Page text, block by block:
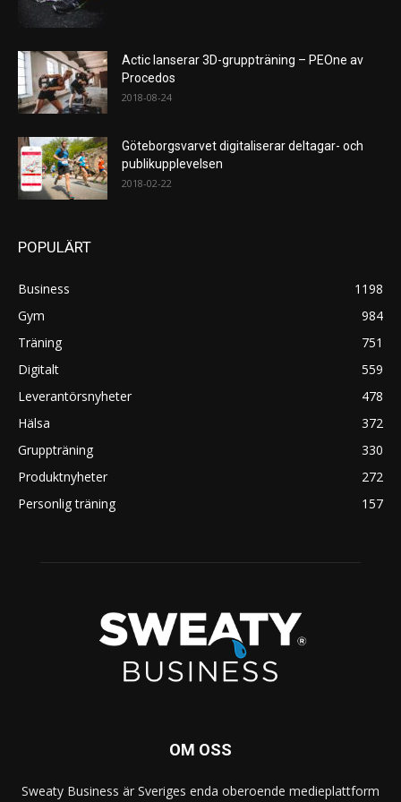
Actic lanserar 3D-gruppträning – PEOne av
Procedos
2018-08-24
Göteborgsvarvet digitaliserar deltagar- och
publikupplevelsen
2018-02-22
POPULÄRT
Business
1198
Gym
984
Träning
751
Digitalt
559
Leverantörsnyheter
478
Hälsa
372
Gruppträning
330
Produktnyheter
272
Personlig träning
157
OM OSS
Sweaty Business är Sveriges enda oberoende medieplattform